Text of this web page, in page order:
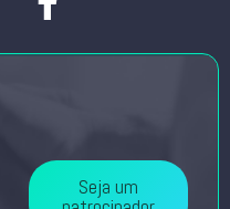
Seja um